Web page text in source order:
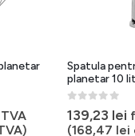
Spatula
planetar 10
0 out of 5
139,23 lei
(168,47 lei